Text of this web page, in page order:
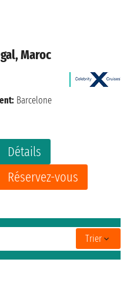
Maroc
Détails
Réservez-vous
Barcelone
Trier